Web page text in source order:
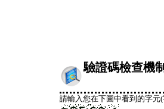
驗證碼檢查機制
請輸入您在下圖中看到的字元